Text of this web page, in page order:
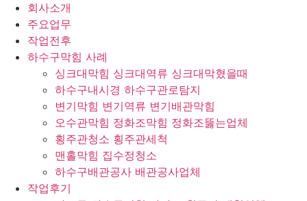
회사소개
주요업무
작업전후
하수구막힘 사례
싱크대막힘 싱크대역류 싱크대막혔을때
하수구내시경 하수구관로탐지
변기막힘 변기역류 변기배관막힘
오수관막힘 정화조막힘 정화조뚫는업체
횡주관청소 횡주관세척
맨홀막힘 집수정청소
하수구배관공사 배관공사업체
작업후기